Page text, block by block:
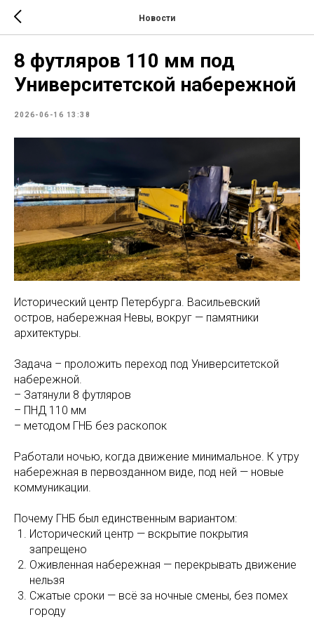
Новости
8 футляров 110 мм под
Университетской набережной
2026-06-16 13:38
Исторический центр Петербурга. Васильевский
остров, набережная Невы, вокруг — памятники
архитектуры.
Задача – проложить переход под Университетской
набережной.
– Затянули 8 футляров
– ПНД 110 мм
– методом ГНБ без раскопок
Работали ночью, когда движение минимальное. К утру
набережная в первозданном виде, под ней — новые
коммуникации.
Почему ГНБ был единственным вариантом:
Исторический центр — вскрытие покрытия
запрещено
Оживленная набережная — перекрывать движение
нельзя
Сжатые сроки — всё за ночные смены, без помех
городу